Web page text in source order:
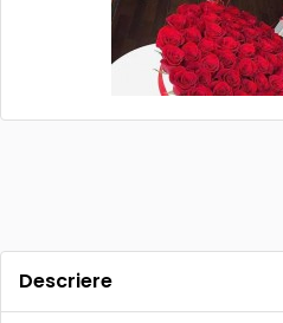
Descriere